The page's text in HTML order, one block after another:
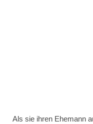
Als sie ihren Ehemann